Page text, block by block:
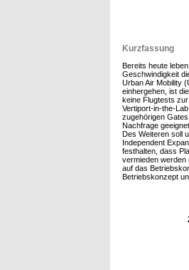
Kurzfassung
Bereits heute
Geschwindigkeit
Urban Air Mobility
einhergehen, ist
keine Flugtests
Vertiport-in-the-
zugehörigen
Nachfrage
Des Weiteren soll
Independent
festhalten, dass
vermieden werden
auf das
Betriebskonzept